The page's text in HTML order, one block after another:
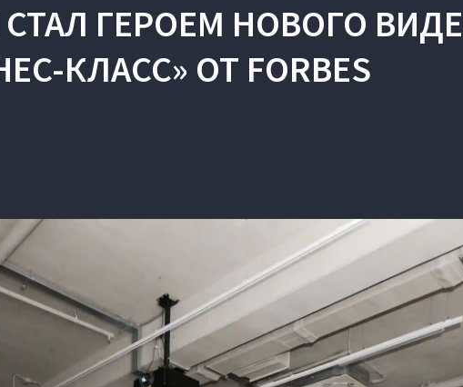
СТАЛ ГЕРОЕМ НОВОГО
КЛАСС» ОТ FORBES